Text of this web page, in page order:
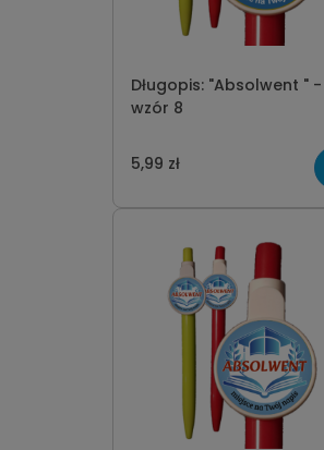
Długopis: "Absolwent " -
wzór 8
5,99 zł